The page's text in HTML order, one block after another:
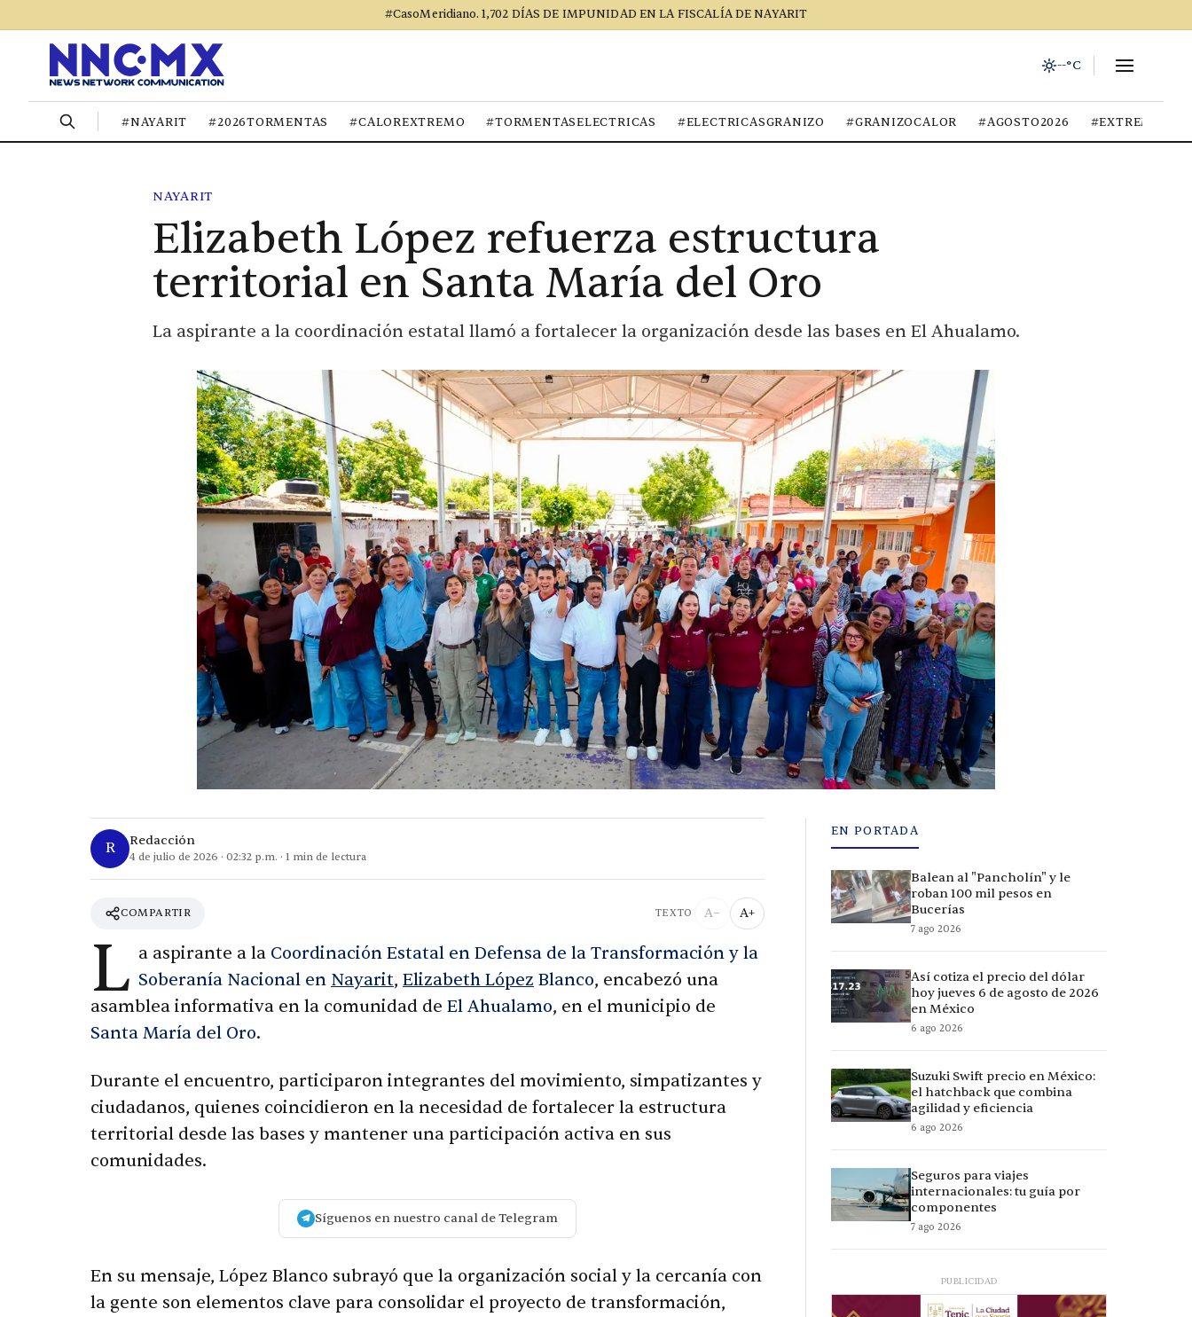
#CasoMeridiano. 1,702 DÍAS DE IMPUNIDAD EN LA FISCALÍA DE NAYARIT
--°C
#NAYARIT #2026TORMENTAS #CALOREXTREMO #TORMENTASELECTRICAS #ELECTRICASGRANIZO #GRANIZOCALOR #AGOSTO2026
NAYARIT
Elizabeth López refuerza estructura
territorial en Santa María del Oro
La aspirante a la coordinación estatal llamó a fortalecer la organización desde las bases en El Ahualamo.
R Redacción
4 de julio de 2026 · 02:32 p.m. · 1 min de lectura
COMPARTIR TEXTO A− A+
L a aspirante a la Coordinación Estatal en Defensa de la Transformación y la
Soberanía Nacional en Nayarit, Elizabeth López Blanco, encabezó una
asamblea informativa en la comunidad de El Ahualamo, en el municipio de
Santa María del Oro.
Durante el encuentro, participaron integrantes del movimiento, simpatizantes y
ciudadanos, quienes coincidieron en la necesidad de fortalecer la estructura
territorial desde las bases y mantener una participación activa en sus
comunidades.
Síguenos en nuestro canal de Telegram
En su mensaje, López Blanco subrayó que la organización social y la cercanía con
la gente son elementos clave para consolidar el proyecto de transformación,
EN PORTADA
Balean al "Pancholín" y le
roban 100 mil pesos en
Bucerías
7 ago 2026
Así cotiza el precio del dólar
hoy jueves 6 de agosto de 2026
en México
6 ago 2026
Suzuki Swift precio en México:
el hatchback que combina
agilidad y eficiencia
6 ago 2026
Seguros para viajes
internacionales: tu guía por
componentes
7 ago 2026
PUBLICIDAD